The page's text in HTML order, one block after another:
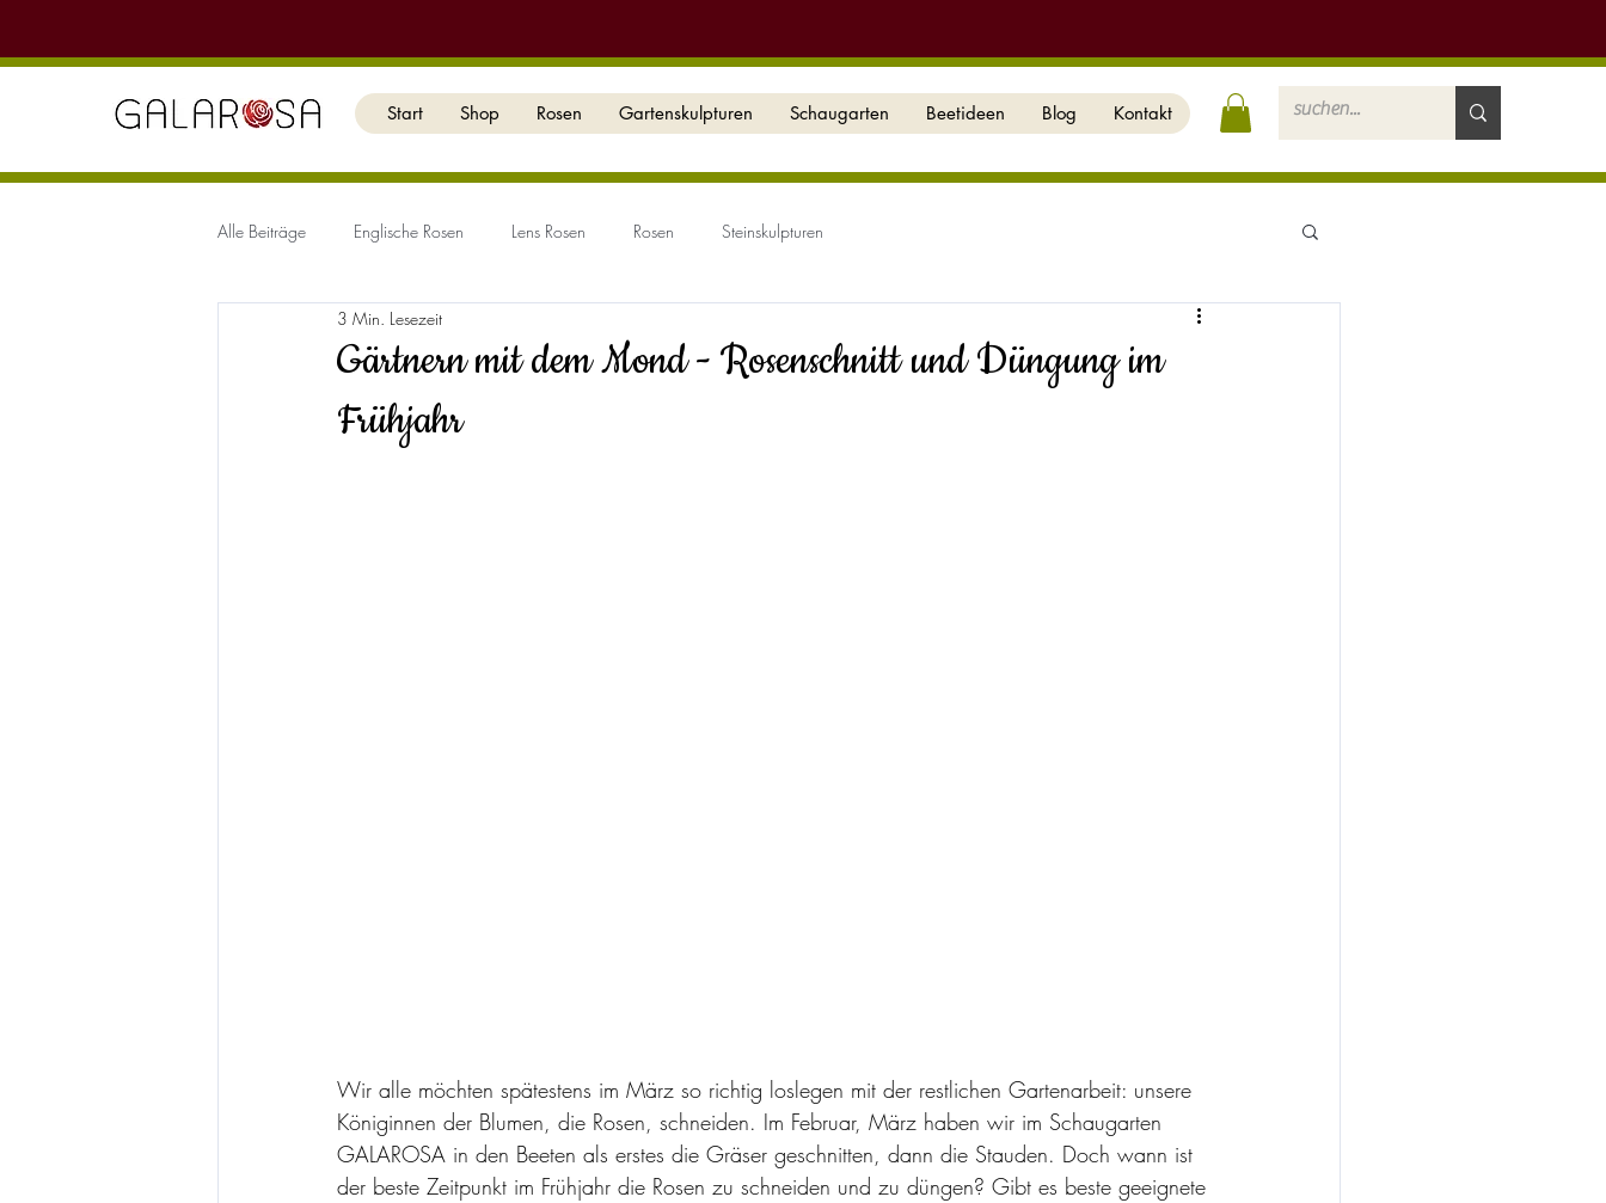
Start Shop Rosen Gartenskulpturen Schaugarten Beetideen Blog Kontakt
Alle Beiträge Englische Rosen Lens Rosen Rosen Steinskulpturen
Gärtnern mit dem Mond - Rosenschnitt und Düngung im
Frühjahr
3 Min. Lesezeit
Wir alle möchten spätestens im März so richtig loslegen mit der restlichen Gartenarbeit: unsere
Königinnen der Blumen, die Rosen, schneiden. Im Februar, März haben wir im Schaugarten
GALAROSA in den Beeten als erstes die Gräser geschnitten, dann die Stauden. Doch wann ist
der beste Zeitpunkt im Frühjahr die Rosen zu schneiden und zu düngen? Gibt es beste geeignete